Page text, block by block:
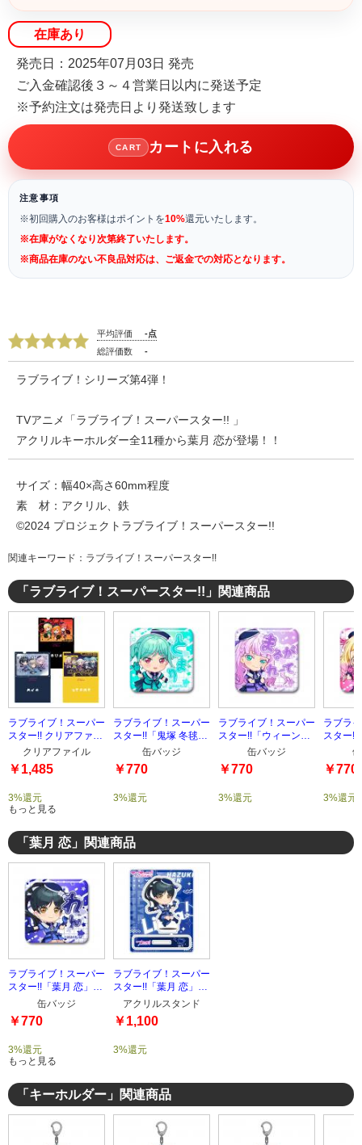
在庫あり
発売日：2025年07月03日 発売
ご入金確認後３～４営業日以内に発送予定
※予約注文は発売日より発送致します
CART カートに入れる
注意事項
※初回購入のお客様はポイントを10%還元いたします。
※在庫がなくなり次第終了いたします。
※商品在庫のない不良品対応は、ご返金での対応となります。
平均評価
-点
総評価数
-
ラブライブ！シリーズ第4弾！
TVアニメ「ラブライブ！スーパースター!! 」
アクリルキーホルダー全11種から葉月 恋が登場！！
サイズ：幅40×高さ60mm程度
素 材：アクリル、鉄
©2024 プロジェクトラブライブ！スーパースター!!
関連キーワード：ラブライブ！スーパースター!!
「ラブライブ！スーパースター!!」関連商品
ラブライブ！スーパー
スター!! クリアファイ
ル3枚セット
クリアファイル
￥1,485
3%還元
ラブライブ！スーパー
スター!!「鬼塚 冬毬」
スクエア缶バッジ
缶バッジ
￥770
3%還元
ラブライブ！スーパー
スター!!「ウィーン・
マルガレーテ」スクエ
ア缶バッジ
缶バッジ
￥770
3%還元
ラブラ
スター!!
スクエ
￥770
3%還元
もっと見る
「葉月 恋」関連商品
ラブライブ！スーパー
スター!!「葉月 恋」ス
クエア缶バッジ
缶バッジ
￥770
3%還元
ラブライブ！スーパー
スター!!「葉月 恋」じ
ゃんこれアクリルスタ
アクリルスタンド
￥1,100
3%還元
もっと見る
「キーホルダー」関連商品